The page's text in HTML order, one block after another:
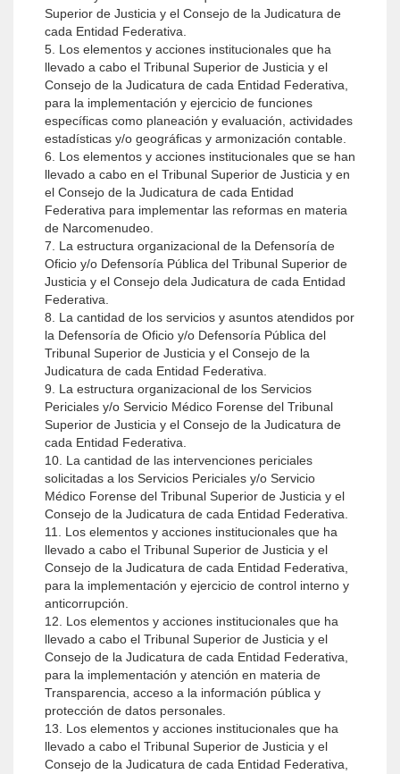
Superior de Justicia y el Consejo de la Judicatura de
cada Entidad Federativa.
5. Los elementos y acciones institucionales que ha
llevado a cabo el Tribunal Superior de Justicia y el
Consejo de la Judicatura de cada Entidad Federativa,
para la implementación y ejercicio de funciones
específicas como planeación y evaluación, actividades
estadísticas y/o geográficas y armonización contable.
6. Los elementos y acciones institucionales que se han
llevado a cabo en el Tribunal Superior de Justicia y en
el Consejo de la Judicatura de cada Entidad
Federativa para implementar las reformas en materia
de Narcomenudeo.
7. La estructura organizacional de la Defensoría de
Oficio y/o Defensoría Pública del Tribunal Superior de
Justicia y el Consejo dela Judicatura de cada Entidad
Federativa.
8. La cantidad de los servicios y asuntos atendidos por
la Defensoría de Oficio y/o Defensoría Pública del
Tribunal Superior de Justicia y el Consejo de la
Judicatura de cada Entidad Federativa.
9. La estructura organizacional de los Servicios
Periciales y/o Servicio Médico Forense del Tribunal
Superior de Justicia y el Consejo de la Judicatura de
cada Entidad Federativa.
10. La cantidad de las intervenciones periciales
solicitadas a los Servicios Periciales y/o Servicio
Médico Forense del Tribunal Superior de Justicia y el
Consejo de la Judicatura de cada Entidad Federativa.
11. Los elementos y acciones institucionales que ha
llevado a cabo el Tribunal Superior de Justicia y el
Consejo de la Judicatura de cada Entidad Federativa,
para la implementación y ejercicio de control interno y
anticorrupción.
12. Los elementos y acciones institucionales que ha
llevado a cabo el Tribunal Superior de Justicia y el
Consejo de la Judicatura de cada Entidad Federativa,
para la implementación y atención en materia de
Transparencia, acceso a la información pública y
protección de datos personales.
13. Los elementos y acciones institucionales que ha
llevado a cabo el Tribunal Superior de Justicia y el
Consejo de la Judicatura de cada Entidad Federativa,